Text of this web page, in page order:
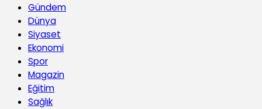
Gündem
Dünya
Siyaset
Ekonomi
Spor
Magazin
Eğitim
Sağlık